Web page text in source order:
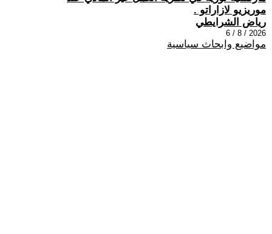
موريزيو لازاراتو .
رياض الشرايطي
2026 / 8 / 6
مواضيع وابحاث سياسية